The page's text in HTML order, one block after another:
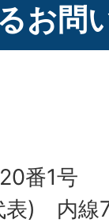
お問
番1号
表) 内線